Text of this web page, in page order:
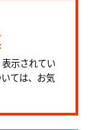
示されてい
ては、お気